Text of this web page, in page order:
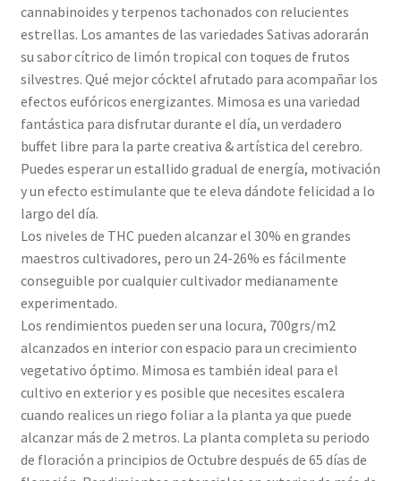
cannabinoides y terpenos tachonados con relucientes
estrellas. Los amantes de las variedades Sativas adorarán
su sabor cítrico de limón tropical con toques de frutos
silvestres. Qué mejor cócktel afrutado para acompañar los
efectos eufóricos energizantes. Mimosa es una variedad
fantástica para disfrutar durante el día, un verdadero
buffet libre para la parte creativa & artística del cerebro.
Puedes esperar un estallido gradual de energía, motivación
y un efecto estimulante que te eleva dándote felicidad a lo
largo del día.
Los niveles de THC pueden alcanzar el 30% en grandes
maestros cultivadores, pero un 24-26% es fácilmente
conseguible por cualquier cultivador medianamente
experimentado.
Los rendimientos pueden ser una locura, 700grs/m2
alcanzados en interior con espacio para un crecimiento
vegetativo óptimo. Mimosa es también ideal para el
cultivo en exterior y es posible que necesites escalera
cuando realices un riego foliar a la planta ya que puede
alcanzar más de 2 metros. La planta completa su periodo
de floración a principios de Octubre después de 65 días de